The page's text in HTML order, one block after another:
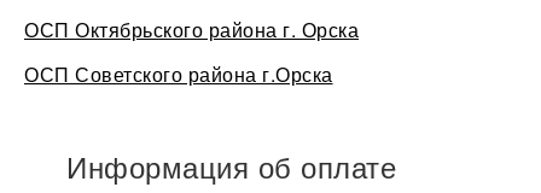
ОСП Октябрьского района г. Орска
ОСП Советского района г.Орска
Информация об оплате